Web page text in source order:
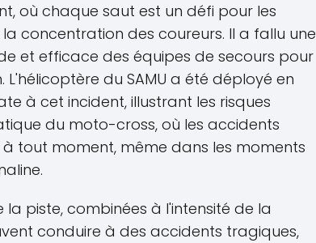
où chaque saut est un défi pour les
concentration des coureurs. Il a fallu une
et efficace des équipes de secours pour
L'hélicoptère du SAMU a été déployé en
à cet incident, illustrant les risques
du moto-cross, où les accidents
à tout moment, même dans les moments
la piste, combinées à l'intensité de la
conduire à des accidents tragiques,